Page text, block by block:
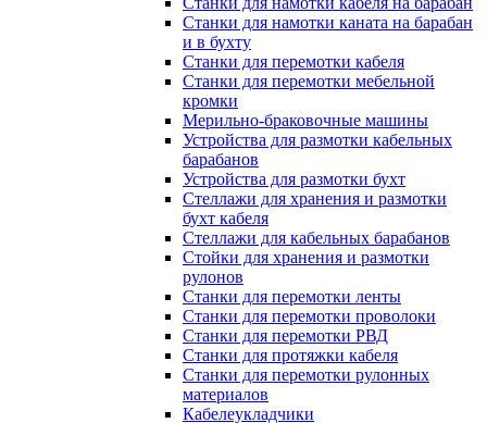
Станки для намотки каната на барабан
и в бухту
Станки для перемотки кабеля
Станки для перемотки мебельной
кромки
Мерильно-браковочные машины
Устройства для размотки кабельных
барабанов
Устройства для размотки бухт
Стеллажи для хранения и размотки
бухт кабеля
Стеллажи для кабельных барабанов
Стойки для хранения и размотки
рулонов
Станки для перемотки ленты
Станки для перемотки проволоки
Станки для перемотки РВД
Станки для протяжки кабеля
Станки для перемотки рулонных
материалов
Кабелеукладчики